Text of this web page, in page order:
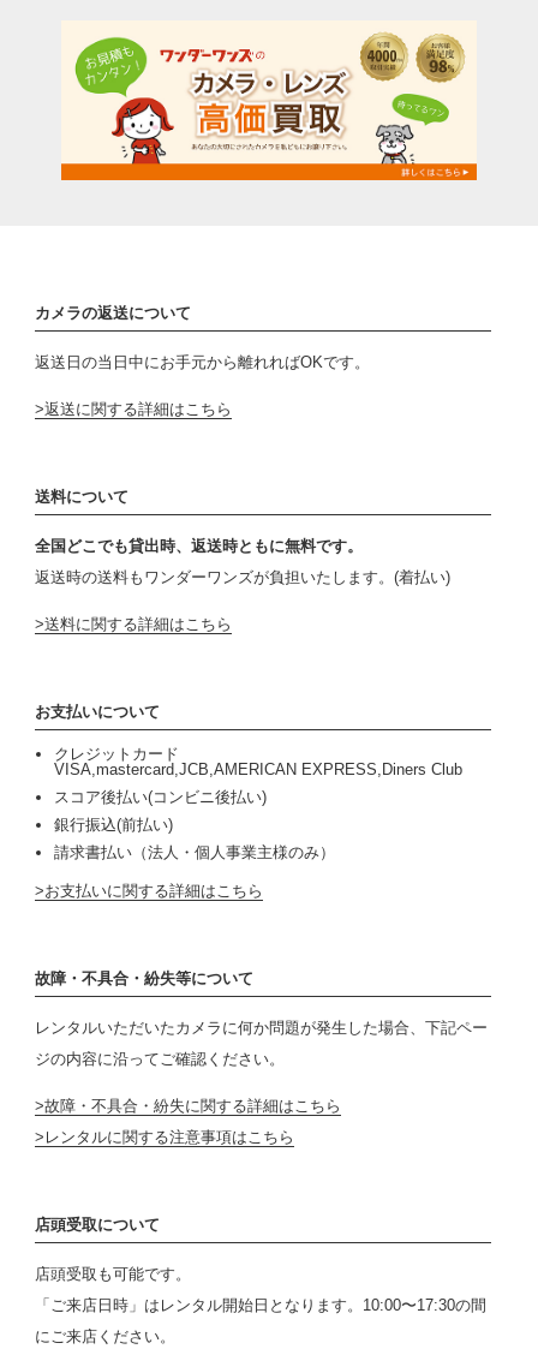
カメラの返送について
返送日の当日中にお手元から離れればOKです。
返送に関する詳細はこちら
送料について
全国どこでも貸出時、返送時ともに無料です。
返送時の送料もワンダーワンズが負担いたします。(着払い)
送料に関する詳細はこちら
お支払いについて
クレジットカード
VISA,mastercard,JCB,AMERICAN EXPRESS,Diners Club
スコア後払い(コンビニ後払い)
銀行振込(前払い)
請求書払い（法人・個人事業主様のみ）
お支払いに関する詳細はこちら
故障・不具合・紛失等について
レンタルいただいたカメラに何か問題が発生した場合、下記ペー
ジの内容に沿ってご確認ください。
故障・不具合・紛失に関する詳細はこちら
レンタルに関する注意事項はこちら
店頭受取について
店頭受取も可能です。
「ご来店日時」はレンタル開始日となります。10:00〜17:30の間
にご来店ください。